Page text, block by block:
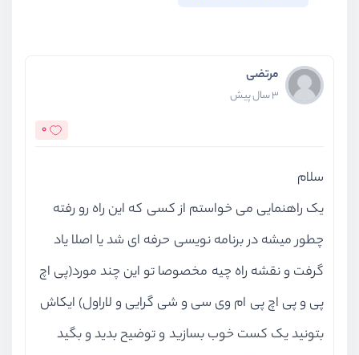
مرتضی
3 سال پیش
0
سلام
یک راهنمایی می خواستم از کسی که این راه رو رفته
چطور میشه در برنامه نویسی حرفه ای شد یا اصلا یاد
گرفت و نقشه راه چیه مخصوصا تو این چند مورد(پی اچ
پی و پی اچ پی ام وی سی و شی گرایی و لاراول) ایکاش
بتونید یک کست خوب بسازید و توضیح بدید و بگید